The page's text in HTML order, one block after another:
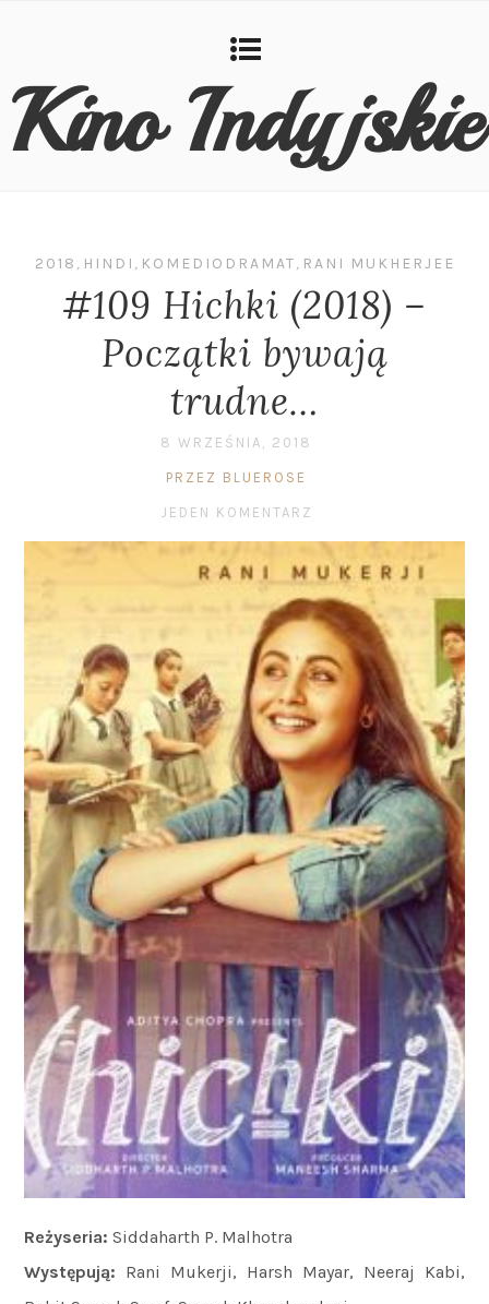
Kino Indyjskie
2018 , HINDI , KOMEDIODRAMAT, RANI MUKHERJEE
#109 Hichki (2018) –
Początki bywają
trudne…
8 WRZEŚNIA, 2018
PRZEZ BLUEROSE
JEDEN KOMENTARZ
Reżyseria: Siddaharth P. Malhotra
Występują: Rani Mukerji, Harsh Mayar, Neeraj Kabi,